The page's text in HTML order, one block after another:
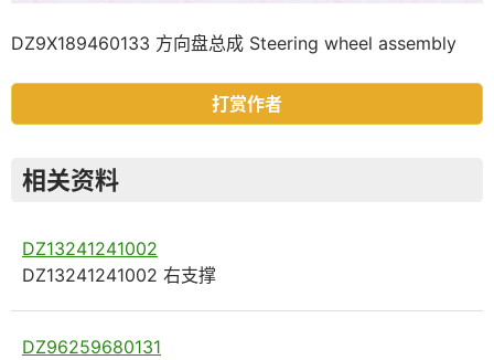
DZ9X189460133 方向盘总成 Steering wheel assembly
打赏作者
相关资料
DZ13241241002
DZ13241241002 右支撑
DZ96259680131